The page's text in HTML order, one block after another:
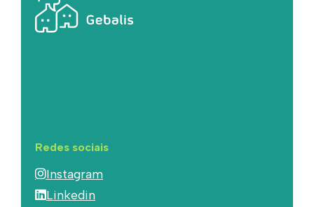
Redes sociais
Instagram
Linkedin